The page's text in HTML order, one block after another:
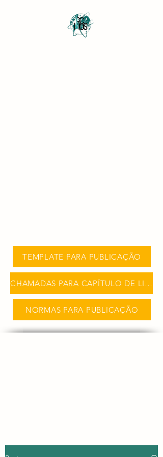
TEMPLATE PARA PUBLICAÇÃO
CHAMADAS PARA CAPÍTULO DE LIVRO
NORMAS PARA PUBLICAÇÃO